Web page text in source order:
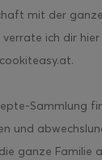
mit der
verrate ich dir
cookiteasy.at.
Sammlung
und
ganze Familie